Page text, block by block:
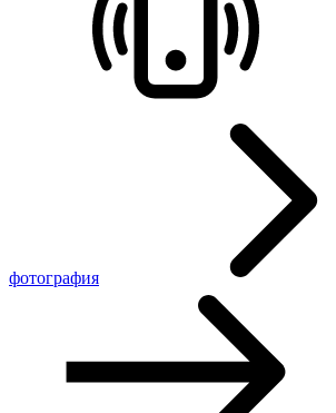
фотография